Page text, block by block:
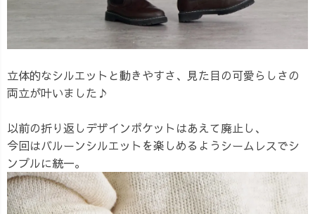
立体的なシルエットと動きやすさ、見た目の可愛らしさの
両立が叶いました♪
以前の折り返しデザインポケットはあえて廃止し、
今回はバルーンシルエットを楽しめるようシームレスでシ
ンプルに統一。